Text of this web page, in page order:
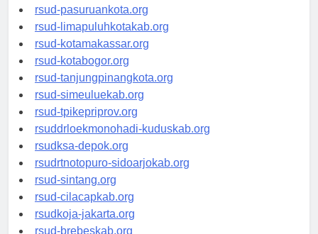
rsucnd-acehbaratkab.org
rsud-pasuruankota.org
rsud-limapuluhkotakab.org
rsud-kotamakassar.org
rsud-kotabogor.org
rsud-tanjungpinangkota.org
rsud-simeuluekab.org
rsud-tpikepriprov.org
rsuddrloekmonohadi-kuduskab.org
rsudksa-depok.org
rsudrtnotopuro-sidoarjokab.org
rsud-sintang.org
rsud-cilacapkab.org
rsudkoja-jakarta.org